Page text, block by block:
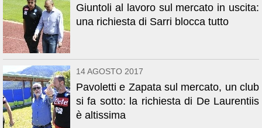
Giuntoli al lavoro sul mercato in uscita:
una richiesta di Sarri blocca tutto
14 AGOSTO 2017
Pavoletti e Zapata sul mercato, un club
si fa sotto: la richiesta di De Laurentiis
è altissima